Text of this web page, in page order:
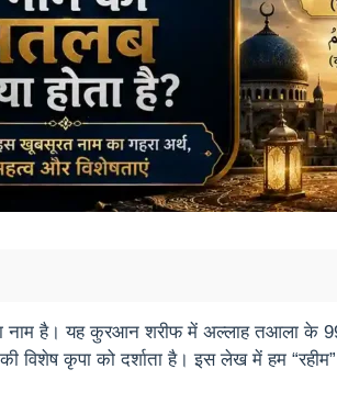
नाम है। यह कुरआन शरीफ में अल्लाह तआला
विशेष कृपा को दर्शाता है। इस लेख में हम